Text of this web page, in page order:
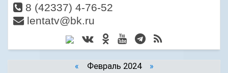
8 (42337) 4-76-52
lentatv@bk.ru
« Февраль 2024 »